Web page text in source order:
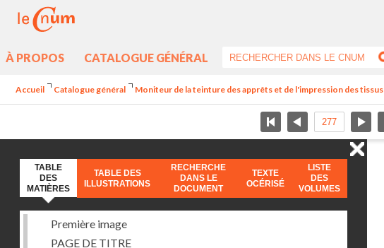
À PROPOS CATALOGUE GÉNÉRAL
Accueil Catalogue général Moniteur de la teinture des apprêts et de l'impression des tissus
TABLE
DES
MATIÈRES
TABLE DES
ILLUSTRATIONS
RECHERCHE
DANS LE
DOCUMENT
TEXTE
OCÉRISÉ
LISTE
DES
VOLUMES
Première image
PAGE DE TITRE